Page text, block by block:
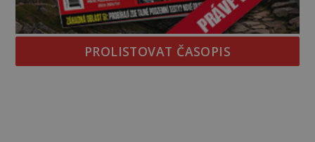
PROLISTOVAT ČASOPIS